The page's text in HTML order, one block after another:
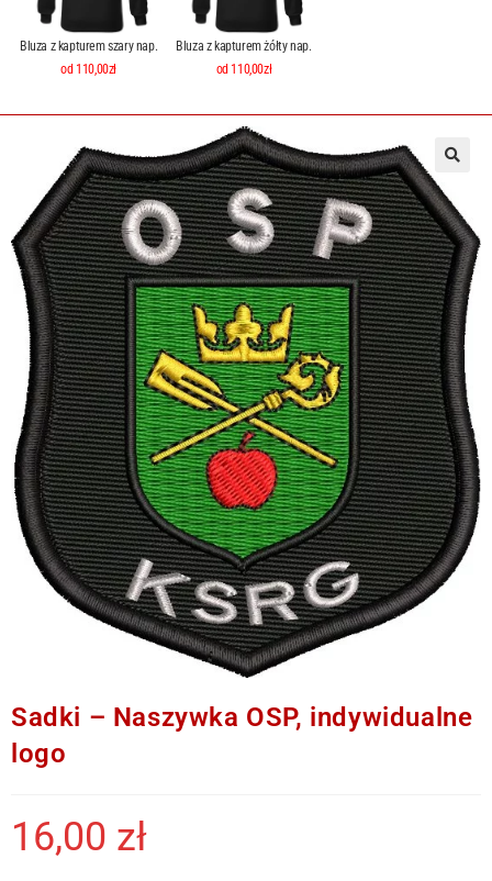
Bluza z kapturem szary nap.
od 110,00zł
Bluza z kapturem żółty nap.
od 110,00zł
Sadki – Naszywka OSP, indywidualne
logo
16,00 zł